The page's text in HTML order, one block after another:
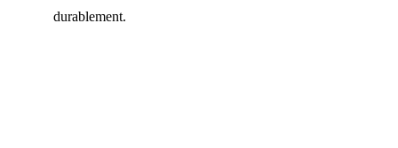
durablement.